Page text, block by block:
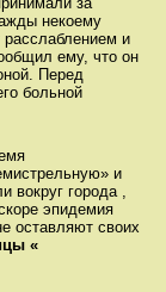
некоему
и
ему, что он
Перед
больной
и
города ,
эпидемия
оставляют своих
«